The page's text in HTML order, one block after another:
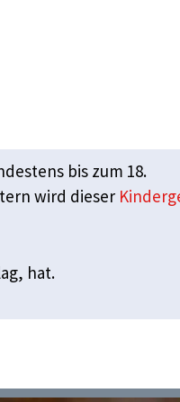
bis zum 18.
wird dieser
hat.